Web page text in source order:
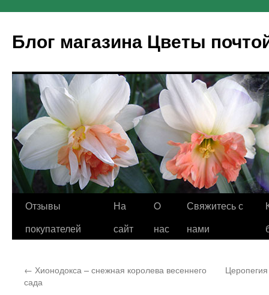
Блог магазина Цветы
Отзывы
покупателей
На
сайт
O
нас
Свяжитесь с
нами
← Хионодокса – снежная королева весеннего
сада